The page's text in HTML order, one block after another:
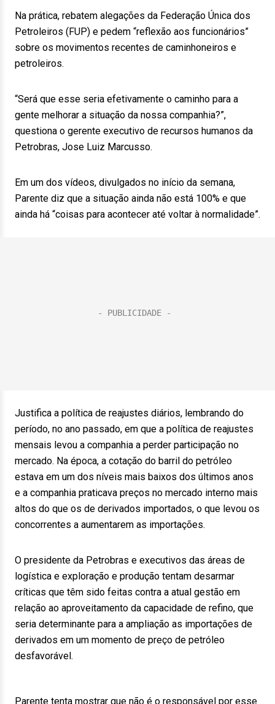
Na prática, rebatem alegações da Federação Única dos
Petroleiros (FUP) e pedem “reflexão aos funcionários”
sobre os movimentos recentes de caminhoneiros e
petroleiros.
“Será que esse seria efetivamente o caminho para a
gente melhorar a situação da nossa companhia?”,
questiona o gerente executivo de recursos humanos da
Petrobras, Jose Luiz Marcusso.
Em um dos vídeos, divulgados no início da semana,
Parente diz que a situação ainda não está 100% e que
ainda há “coisas para acontecer até voltar à normalidade”.
Justifica a política de reajustes diários, lembrando do
período, no ano passado, em que a política de reajustes
mensais levou a companhia a perder participação no
mercado. Na época, a cotação do barril do petróleo
estava em um dos níveis mais baixos dos últimos anos
e a companhia praticava preços no mercado interno mais
altos do que os de derivados importados, o que levou os
concorrentes a aumentarem as importações.
O presidente da Petrobras e executivos das áreas de
logística e exploração e produção tentam desarmar
críticas que têm sido feitas contra a atual gestão em
relação ao aproveitamento da capacidade de refino, que
seria determinante para a ampliação as importações de
derivados em um momento de preço de petróleo
desfavorável.
Parente tenta mostrar que não é o responsável por esse